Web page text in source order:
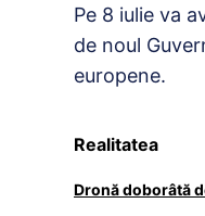
Pe 8 iulie va
de noul
europene.
Realitatea
Dronă doborâtă